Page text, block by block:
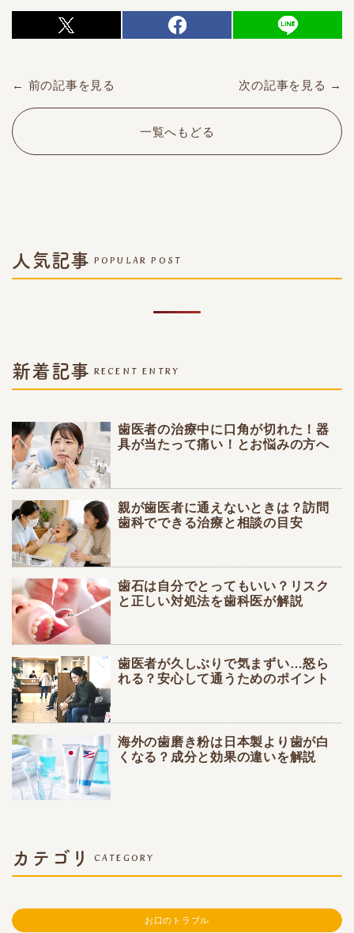
← 前の記事を見る
一覧へもどる
次の記事を見る →
人気記事 POPULAR POST
新着記事 RECENT ENTRY
歯医者の治療中に口角が切れた！器
具が当たって痛い！とお悩みの方へ
親が歯医者に通えないときは？訪問
歯科でできる治療と相談の目安
歯石は自分でとってもいい？リスク
と正しい対処法を歯科医が解説
歯医者が久しぶりで気まずい…怒ら
れる？安心して通うためのポイント
海外の歯磨き粉は日本製より歯が白
くなる？成分と効果の違いを解説
カテゴリ CATEGORY
お口のトラブル